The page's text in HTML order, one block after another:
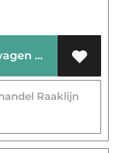
Voeg toe aan mijn winkelwagen
Raaklijn